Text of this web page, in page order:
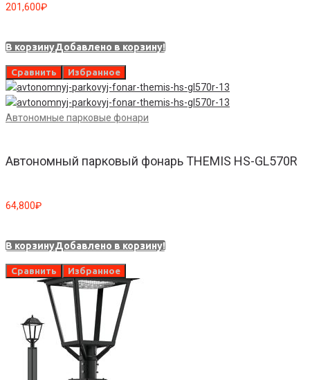
201,600₽
В корзинуДобавлено в корзину!
Сравнить Избранное
Автономные парковые фонари
Автономный парковый фонарь THEMIS HS-GL570R
64,800₽
В корзинуДобавлено в корзину!
Сравнить Избранное